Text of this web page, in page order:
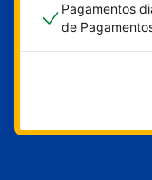
Pagamentos
de